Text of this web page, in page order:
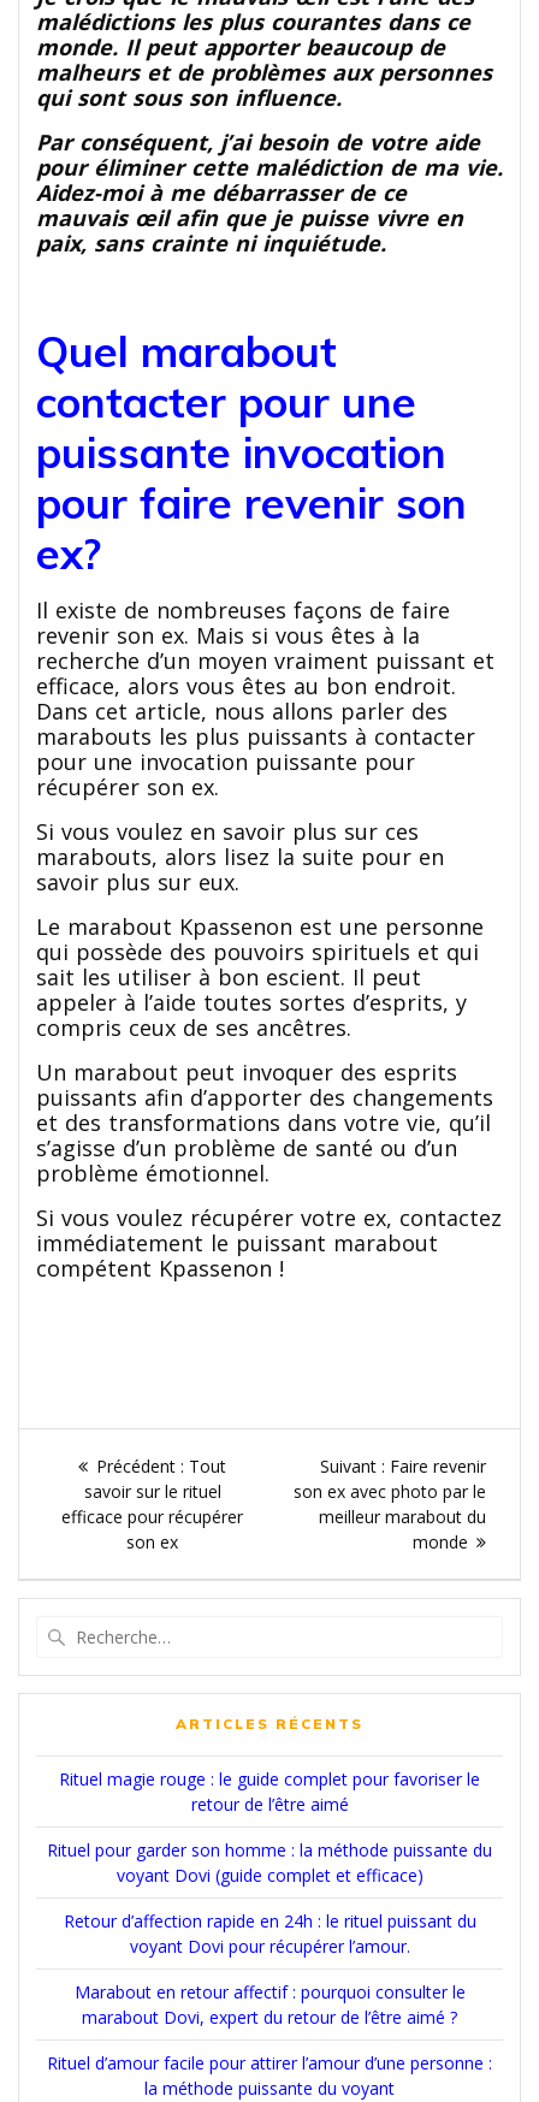
malédictions les plus courantes dans ce
monde. Il peut apporter beaucoup de
malheurs et de problèmes aux personnes
qui sont sous son influence.
Par conséquent, j’ai besoin de votre aide
pour éliminer cette malédiction de ma vie.
Aidez-moi à me débarrasser de ce
mauvais œil afin que je puisse vivre en
paix, sans crainte ni inquiétude.
Quel marabout
contacter pour une
puissante invocation
pour faire revenir son
ex?
Il existe de nombreuses façons de faire
revenir son ex. Mais si vous êtes à la
recherche d’un moyen vraiment puissant et
efficace, alors vous êtes au bon endroit.
Dans cet article, nous allons parler des
marabouts les plus puissants à contacter
pour une invocation puissante pour
récupérer son ex.
Si vous voulez en savoir plus sur ces
marabouts, alors lisez la suite pour en
savoir plus sur eux.
Le marabout Kpassenon est une personne
qui possède des pouvoirs spirituels et qui
sait les utiliser à bon escient. Il peut
appeler à l’aide toutes sortes d’esprits, y
compris ceux de ses ancêtres.
Un marabout peut invoquer des esprits
puissants afin d’apporter des changements
et des transformations dans votre vie, qu’il
s’agisse d’un problème de santé ou d’un
problème émotionnel.
Si vous voulez récupérer votre ex, contactez
immédiatement le puissant marabout
compétent Kpassenon !
Navigation
de
l’article
Précédent : Article
précédent
:
Tout
savoir sur le rituel
efficace pour récupérer
son ex
Suivant : Article
suivant
:
Faire revenir
son ex avec photo par le
meilleur marabout du
monde
:
ARTICLES RÉCENTS
Rituel magie rouge : le guide complet pour favoriser le
retour de l’être aimé
Rituel pour garder son homme : la méthode puissante du
voyant Dovi (guide complet et efficace)
Retour d’affection rapide en 24h : le rituel puissant du
voyant Dovi pour récupérer l’amour.
Marabout en retour affectif : pourquoi consulter le
marabout Dovi, expert du retour de l’être aimé ?
Rituel d’amour facile pour attirer l’amour d’une personne :
la méthode puissante du voyant